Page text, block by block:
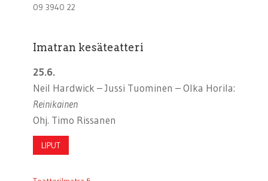
09 3940 22
Imatran kesäteatteri
25.6.
Neil Hardwick – Jussi Tuominen – Olka Horila:
Reinikainen
Ohj. Timo Rissanen
LIPUT